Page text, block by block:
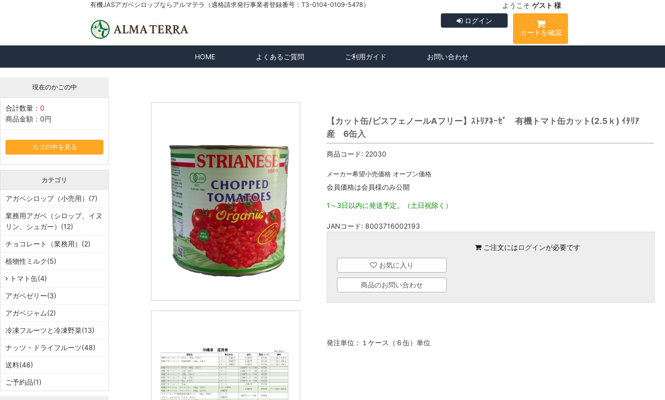
有機JASアガベシロップならアルマテラ（適格請求発行事業者登録番号：T3-0104-0109-5478） ようこそ ゲスト 様
ログイン
カートを確認
HOME よくあるご質問 ご利用ガイド お問い合わせ
現在のかごの中
合計数量： 0
商品金額： 0円
カゴの中を見る
カテゴリ
アガベシロップ（小売用）(7)
業務用アガベ（シロップ、イヌ
リン、シュガー）(12)
チョコレート（業務用）(2)
植物性ミルク(5)
トマト缶(4)
アガベゼリー(3)
アガベジャム(2)
冷凍フルーツと冷凍野菜(13)
ナッツ・ドライフルーツ(48)
送料(46)
ご予約品(1)
【カット缶/ビスフェノールAフリー】ｽﾄﾘｱﾈｰｾﾞ 有機トマト缶カット(2.5ｋ) ｲﾀﾘｱ
産 6缶入
商品コード: 22030
メーカー希望小売価格 オープン価格
会員価格は会員様のみ公開
1～3日以内に発送予定。（土日祝除く）
JANコード: 8003716002193
ご注文にはログインが必要です
お気に入り
商品のお問い合わせ
発注単位：１ケース（６缶）単位